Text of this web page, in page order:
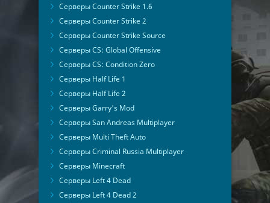
Серверы Counter Strike 1.6
Серверы Counter Strike 2
Серверы Counter Strike Source
Серверы CS: Global Offensive
Серверы CS: Condition Zero
Серверы Half Life 1
Серверы Half Life 2
Серверы Garry's Mod
Серверы San Andreas Multiplayer
Серверы Multi Theft Auto
Серверы Criminal Russia Multiplayer
Серверы Minecraft
Серверы Left 4 Dead
Серверы Left 4 Dead 2